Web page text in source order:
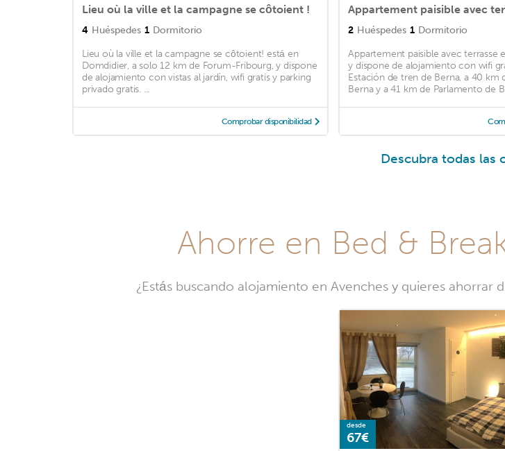
Lieu où la ville et la campagne se côtoient !
4 Huéspedes 1 Dormitorio
Lieu où la ville et la campagne se côtoient! está en
Domdidier, a solo 12 km de Forum-Fribourg, y dispone
de alojamiento con vistas al jardín, wifi gratis y parking
privado gratis. ...
Comprobar disponibilidad
Appartement paisible avec
2 Huéspedes 1 Dormitorio
Appartement paisible avec terrasse
y dispone de alojamiento con wifi
Estación de tren de Berna, a 40 km
Berna y a 41 km de Parlamento de
Descubra todas las
Ahorre en Bed &
¿Estás buscando alojamiento en Avenches y quieres ahorrar
desde
67€